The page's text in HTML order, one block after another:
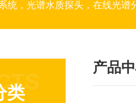
谱水质探头，在线光谱分析，高光谱相机，量子效
类
产品